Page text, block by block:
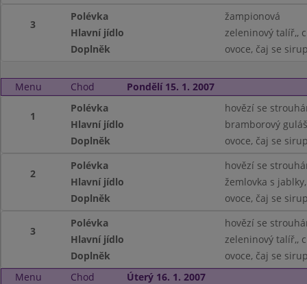
3
Polévka
žampionová
Hlavní jídlo
zeleninový talíř,,
Doplněk
ovoce, čaj se
Menu Chod Pondělí 15. 1. 2007
1
Polévka
hovězí se
Hlavní jídlo
bramborový
Doplněk
ovoce, čaj se
2
Polévka
hovězí se
Hlavní jídlo
žemlovka s jablky,
Doplněk
ovoce, čaj se
3
Polévka
hovězí se
Hlavní jídlo
zeleninový talíř,,
Doplněk
ovoce, čaj se
Menu
Chod Úterý 16. 1. 2007